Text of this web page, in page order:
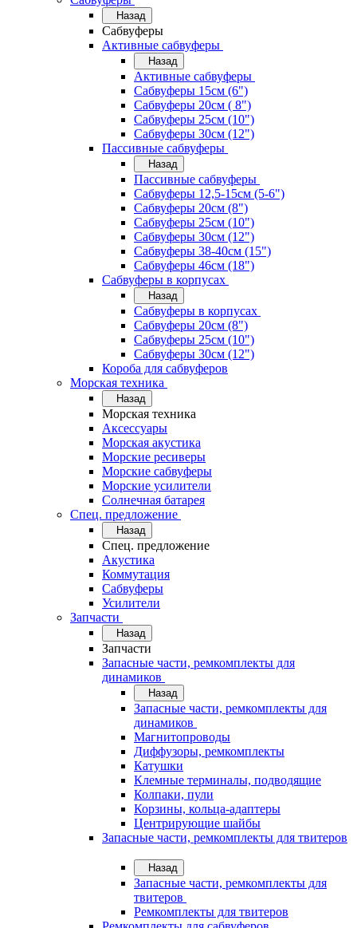
Назад
Сабвуферы
Активные сабвуферы
Назад
Активные сабвуферы
Сабвуферы 15см (6")
Сабвуферы 20см ( 8")
Сабвуферы 25см (10")
Сабвуферы 30см (12")
Пассивные сабвуферы
Назад
Пассивные сабвуферы
Сабвуферы 12,5-15см (5-6")
Сабвуферы 20см (8")
Сабвуферы 25см (10")
Сабвуферы 30см (12")
Сабвуферы 38-40см (15")
Сабвуферы 46см (18")
Сабвуферы в корпусах
Назад
Сабвуферы в корпусах
Сабвуферы 20см (8")
Сабвуферы 25см (10")
Сабвуферы 30см (12")
Короба для сабвуферов
Морская техника
Назад
Морская техника
Аксессуары
Морская акустика
Морские ресиверы
Морские сабвуферы
Морские усилители
Солнечная батарея
Спец. предложение
Назад
Спец. предложение
Акустика
Коммутация
Сабвуферы
Усилители
Запчасти
Назад
Запчасти
Запасные части, ремкомплекты для
динамиков
Назад
Запасные части, ремкомплекты для
динамиков
Магнитопроводы
Диффузоры, ремкомплекты
Катушки
Клемные терминалы, подводящие
Колпаки, пули
Корзины, кольца-адаптеры
Центрирующие шайбы
Запасные части, ремкомплекты для твитеров
Назад
Запасные части, ремкомплекты для
твитеров
Ремкомплекты для твитеров